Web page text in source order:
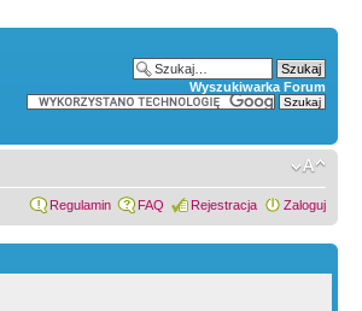
Wyszukiwarka Forum
Regulamin FAQ Rejestracja Zaloguj